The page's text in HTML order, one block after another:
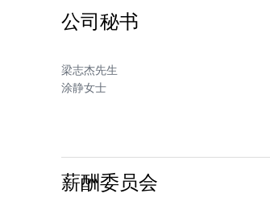
公司秘书
梁志杰先生
涂静女士
薪酬委员会